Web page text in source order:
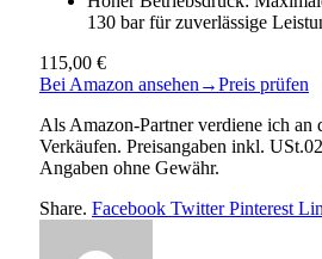
130 bar für zuverlässige
115,00 €
Bei Amazon ansehen→Preis prüfen
Als Amazon-Partner verdiene ich an
Verkäufen. Preisangaben inkl.
Angaben ohne Gewähr.
Share. Facebook Twitter Pinterest